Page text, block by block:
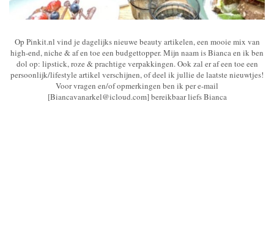
Op Pinkit.nl vind je dagelijks nieuwe beauty artikelen, een mooie mix van
high-end, niche & af en toe een budgettopper. Mijn naam is Bianca en ik ben
dol op: lipstick, roze & prachtige verpakkingen. Ook zal er af een toe een
persoonlijk/lifestyle artikel verschijnen, of deel ik jullie de laatste nieuwtjes!
Voor vragen en/of opmerkingen ben ik per e-mail
[Biancavanarkel@icloud.com] bereikbaar liefs Bianca